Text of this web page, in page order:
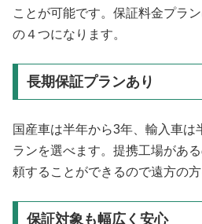
ことが可能です。保証料金プラ
の４つになります。
長期保証プランあり
国産車は半年から3年、輸入車は
ランを選べます。提携工場があ
頼することができるので遠方の方
保証対象も幅広く安心